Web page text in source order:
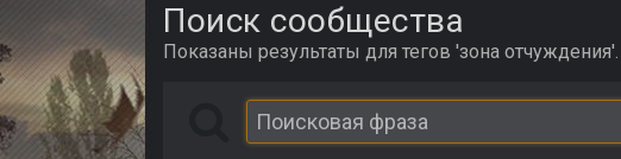
Поиск сообщества
Показаны результаты для тегов 'зона отчуждения'.